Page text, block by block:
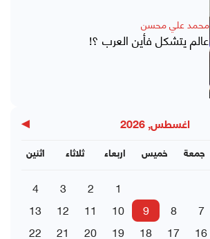
محمد علي محسن
عالم يتشكل فأين العرب ؟!
اغسطس, 2026 ▶
اثنين ثلاثاء اربعاء خميس جمعة
1
2
3
4
7
8
9
10
11
12
13
16
17
18
19
20
21
22